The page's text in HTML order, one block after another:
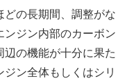
どの長期間、調整がな
ンジン内部のカーボン
の機能が十分に果た
ン全体もしくはシリ